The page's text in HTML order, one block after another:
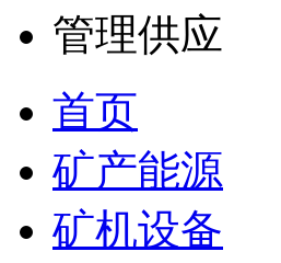
管理供应
首页
矿产能源
矿机设备